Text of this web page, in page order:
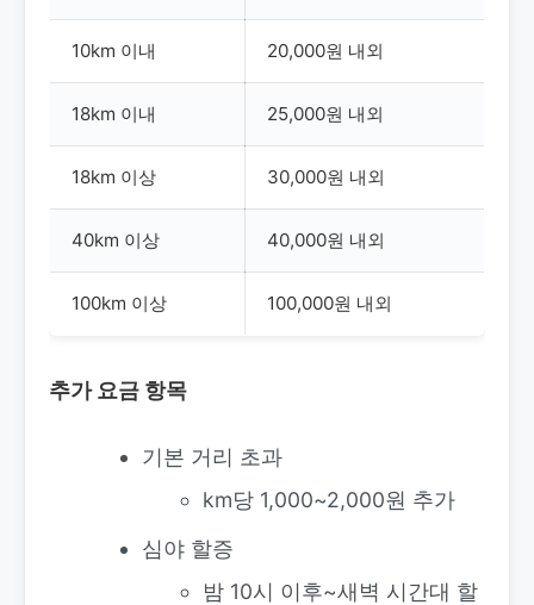
10km 이내 20,000원 내외
18km 이내 25,000원 내외
18km 이상 30,000원 내외
40km 이상 40,000원 내외
100km 이상 100,000원 내외
추가 요금 항목
기본 거리 초과
km당 1,000~2,000원 추가
심야 할증
밤 10시 이후~새벽 시간대 할